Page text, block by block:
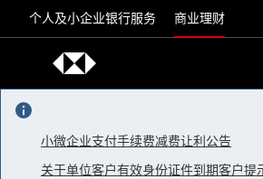
个人及小企业银行服务 商业理财
小微企业支付手续费减费让利公告
关于单位客户有效身份证件到期客户提